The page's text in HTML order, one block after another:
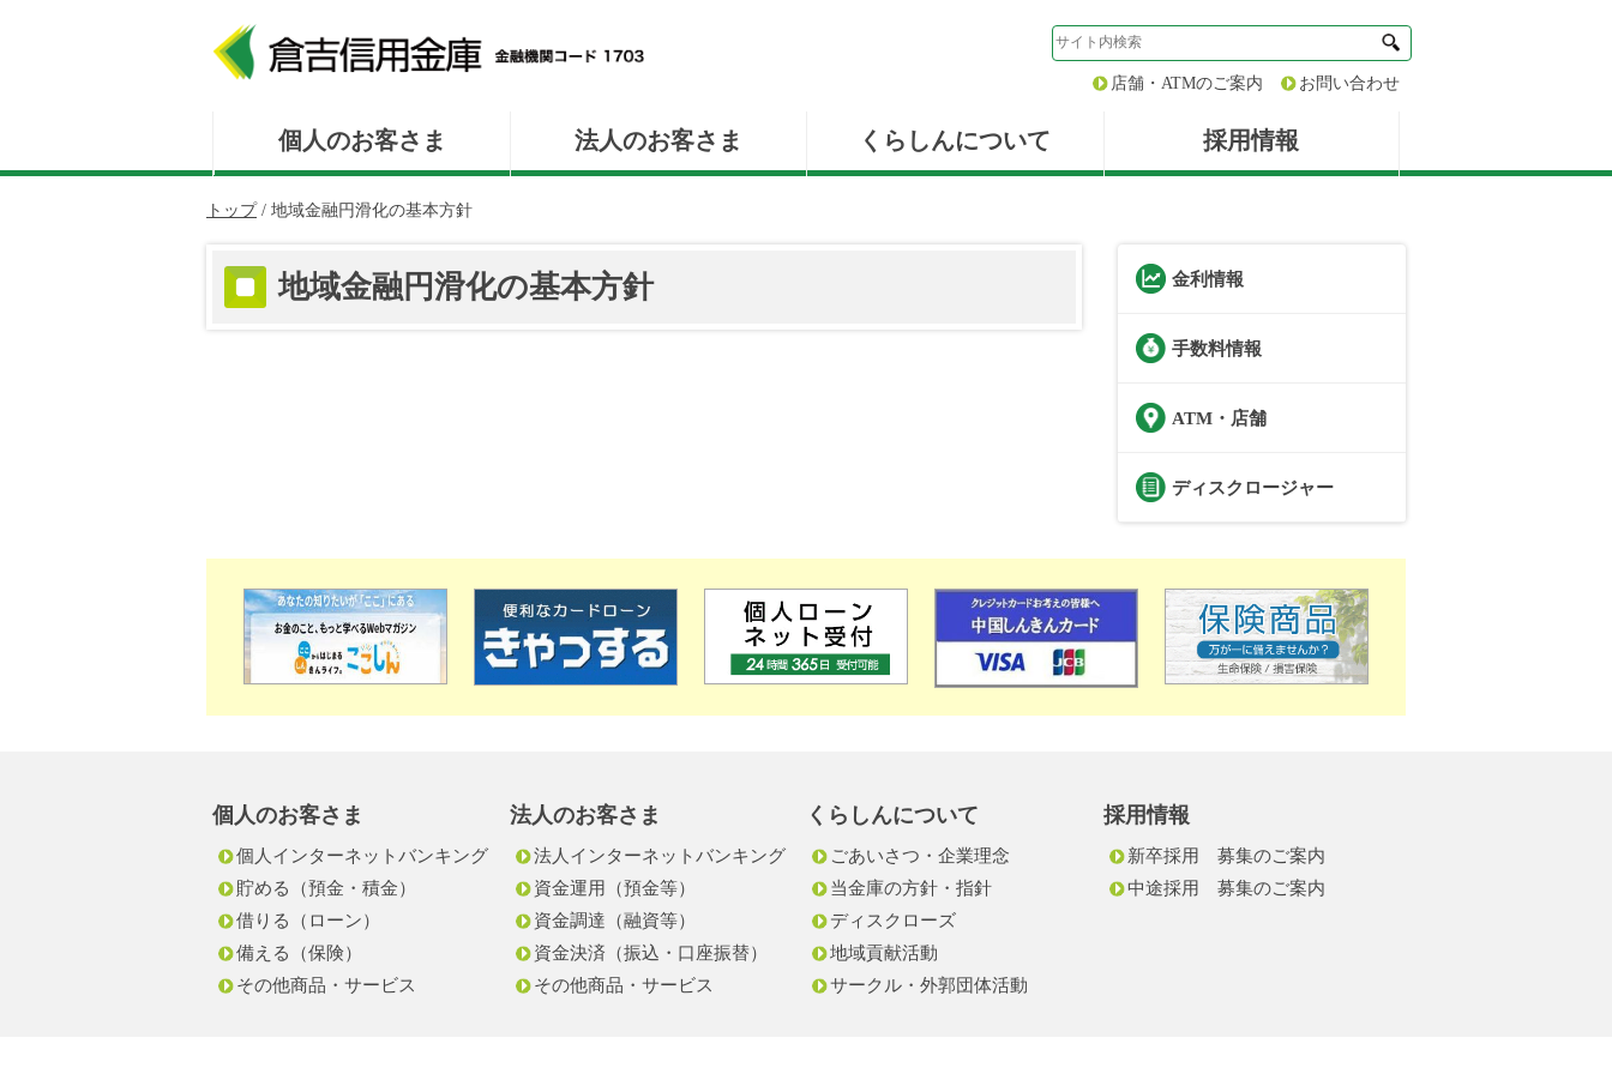
店舗・ATMのご案内 お問い合わせ
個人のお客さま 法人のお客さま くらしんについて 採用情報
現
トップ / 地域金融円滑化の基本方針
地域金融円滑化の基本方針 金利情報
手数料情報
ATM・店舗
ディスクロージャー
個人のお客さま
個人インターネットバンキング
貯める（預金・積金）
借りる（ローン）
備える（保険）
その他商品・サービス
法人のお客さま
法人インターネットバンキング
資金運用（預金等）
資金調達（融資等）
資金決済（振込・口座振替）
その他商品・サービス
くらしんについて
ごあいさつ・企業理念
当金庫の方針・指針
ディスクローズ
地域貢献活動
サークル・外郭団体活動
採用情報
新卒採用 募集のご案内
中途採用 募集のご案内